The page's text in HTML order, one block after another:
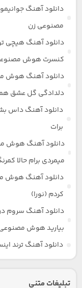
دانلود آهنگ
مصنوعی زن
دانلود آهنگ هیچی
کنسرت هوش
دانلود آهنگ هوش
دلدادگی گل عشق
دانلود آهنگ داس
برات
دانلود آهنگ هوش
میمردی برام حالا
دانلود آهنگ هوش
کردم (نورا)
دانلود آهنگ سروم
بیارید هوش
دانلود آهنگ ترند
تبلیغات متنی